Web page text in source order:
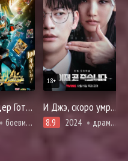
Камен Райдер Готчард против Камена Райдера Ледженда
боевики, про суперсилу и сверхспособности
18+
И Джэ, скоро умрёшь 2 часть
8.9 2024 драма, триллер, фэнтези